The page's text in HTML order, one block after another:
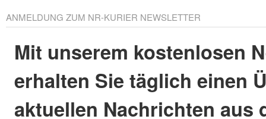
ANMELDUNG ZUM NR-KURIER NEWSLETTER
Mit unserem kostenlosen
erhalten Sie täglich einen
aktuellen Nachrichten aus